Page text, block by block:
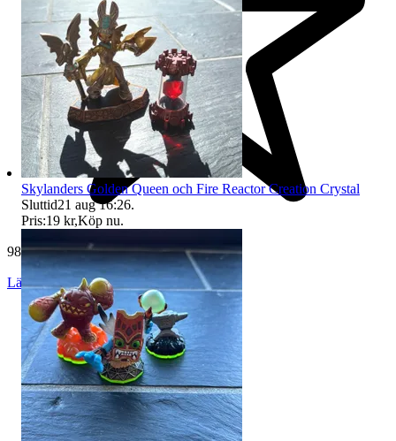
983 omdömen
Läs omdömen Följ
Skylanders Golden Queen och Fire Reactor Creation Crystal
Sluttid21 aug 16:26.
Pris:19 kr,Köp nu.